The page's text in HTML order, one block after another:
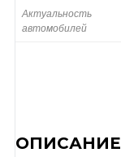
Актуальность
автомобилей
ОПИСАНИЕ